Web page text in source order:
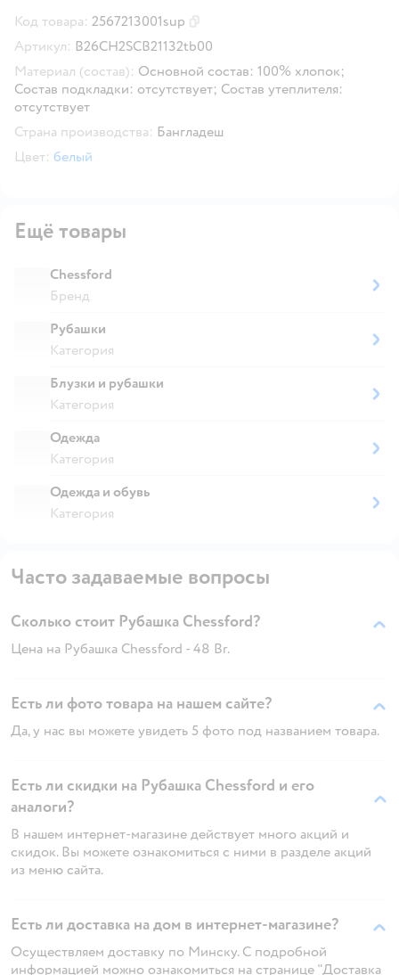
Код товара: 2567213001sup
Артикул: B26CH2SCB21132tb00
Материал (состав): Основной состав: 100% хлопок;
Состав подкладки: отсутствует; Состав утеплителя:
отсутствует
Страна производства: Бангладеш
Цвет: белый
Ещё товары
Chessford
Бренд
Рубашки
Категория
Блузки и рубашки
Категория
Одежда
Категория
Одежда и обувь
Категория
Часто задаваемые вопросы
Сколько стоит Рубашка Chessford?
Цена на Рубашка Chessford - 48 Br.
Есть ли фото товара на нашем сайте?
Да, у нас вы можете увидеть 5 фото под названием товара.
Есть ли скидки на Рубашка Chessford и его
аналоги?
В нашем интернет-магазине действует много акций и
скидок. Вы можете ознакомиться с ними в разделе акций
из меню сайта.
Есть ли доставка на дом в интернет-магазине?
Осуществляем доставку по Минску. С подробной
информацией можно ознакомиться на странице "Доставка